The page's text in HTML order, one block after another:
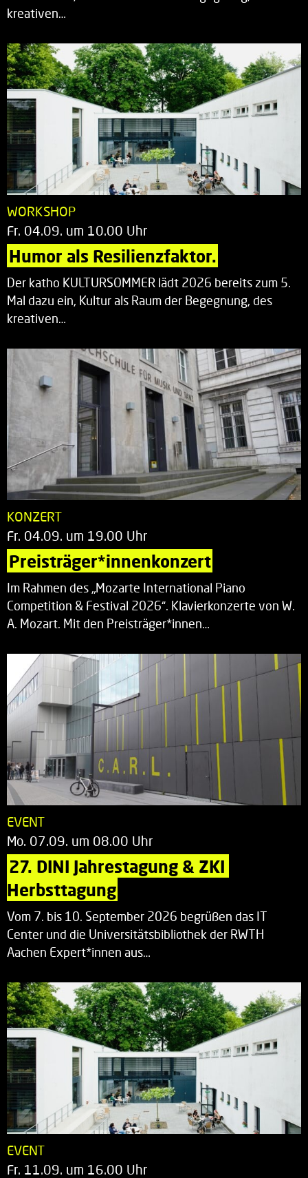
kreativen…
WORKSHOP
Fr. 04.09. um 10.00 Uhr
Humor als Resilienzfaktor.
Der katho KULTURSOMMER lädt 2026 bereits zum 5.
Mal dazu ein, Kultur als Raum der Begegnung, des
kreativen…
KONZERT
Fr. 04.09. um 19.00 Uhr
Preisträger*innenkonzert
Im Rahmen des „Mozarte International Piano
Competition & Festival 2026“. Klavierkonzerte von W.
A. Mozart. Mit den Preisträger*innen…
EVENT
Mo. 07.09. um 08.00 Uhr
27. DINI Jahrestagung & ZKI
Herbsttagung
Vom 7. bis 10. September 2026 begrüßen das IT
Center und die Universitätsbibliothek der RWTH
Aachen Expert*innen aus…
EVENT
Fr. 11.09. um 16.00 Uhr